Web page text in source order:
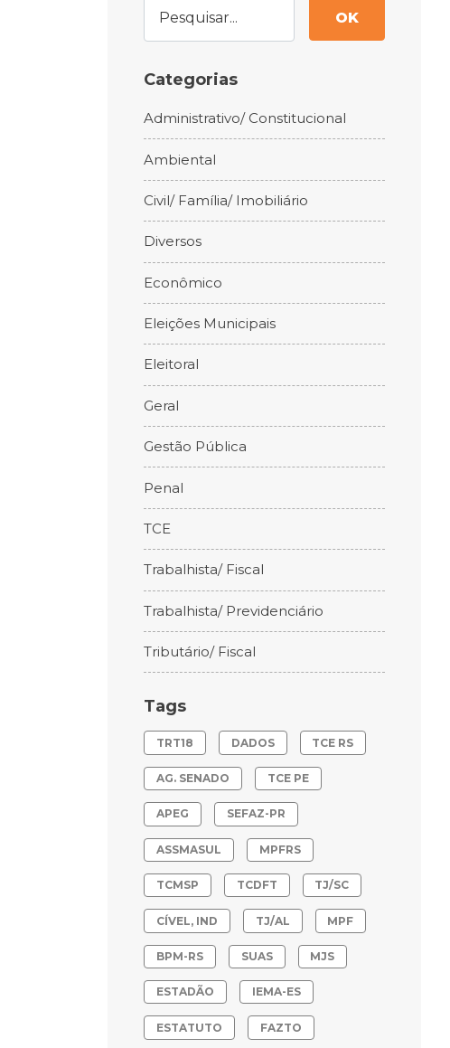
OK
Categorias
Administrativo/ Constitucional
Ambiental
Civil/ Família/ Imobiliário
Diversos
Econômico
Eleições Municipais
Eleitoral
Geral
Gestão Pública
Penal
TCE
Trabalhista/ Fiscal
Trabalhista/ Previdenciário
Tributário/ Fiscal
Tags
TRT18 DADOS TCE RS
AG. SENADO TCE PE
APEG SEFAZ-PR
ASSMASUL MPFRS
TCMSP TCDFT TJ/SC
CÍVEL, IND TJ/AL MPF
BPM-RS SUAS MJS
ESTADÃO IEMA-ES
ESTATUTO FAZTO